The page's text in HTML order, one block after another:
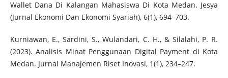
Wallet Dana Di Kalangan Mahasiswa Di Kota Medan. Jesya
(Jurnal Ekonomi Dan Ekonomi Syariah), 6(1), 694–703.
Kurniawan, E., Sardini, S., Wulandari, C. H., & Silalahi, P. R.
(2023). Analisis Minat Penggunaan Digital Payment di Kota
Medan. Jurnal Manajemen Riset Inovasi, 1(1), 234–247.